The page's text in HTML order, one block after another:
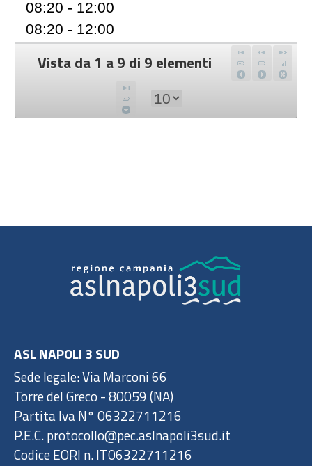
08:20 - 12:00
08:20 - 12:00
Vista da 1 a 9 di 9 elementi
ASL NAPOLI 3 SUD
Sede legale: Via Marconi 66
Torre del Greco - 80059 (NA)
Partita Iva N° 06322711216
P.E.C. protocollo@pec.aslnapoli3sud.it
Codice EORI n. IT06322711216